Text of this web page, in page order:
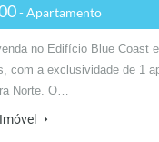
- Apartamento
no Edifício Blue Coast
com a exclusividade de 1
Norte. O…